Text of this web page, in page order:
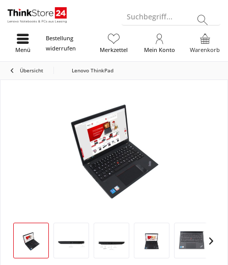
Suchbegriff...
Bestellung
widerrufen
Warenkorb
Merkzettel Mein Konto
Menü
Übersicht Lenovo ThinkPad